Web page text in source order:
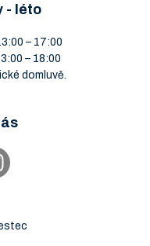
- léto
– 17:00
– 18:00
domluvě.